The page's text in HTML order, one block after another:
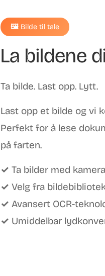
🖼️ Bilde til tale
La bildene
Ta bilde. Last opp. Lytt.
Last opp et bilde og vi
Perfekt for å lese
på farten.
✓ Ta bilder med
✓ Velg fra
✓ Avansert OCR-
✓ Umiddelbar